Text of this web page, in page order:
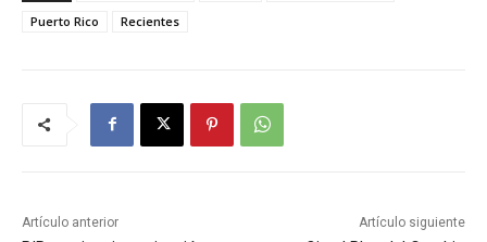
Puerto Rico
Recientes
Artículo anterior Artículo siguiente